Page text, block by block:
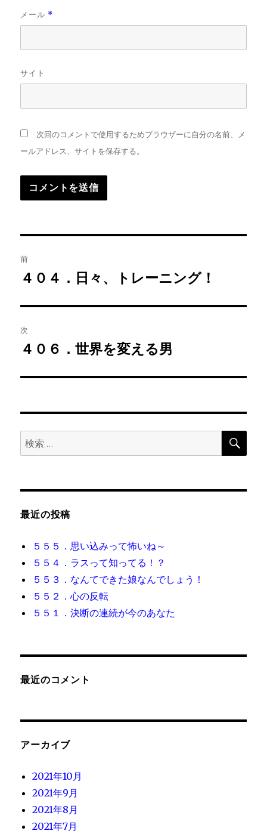
メール *
サイト
次回のコメントで使用するためブラウザーに自分の名前、メ
ールアドレス、サイトを保存する。
稿
ビ
ゲ
ー
ン
前
前
投
稿:
４０４．日々、トレーニング！
次
次
投
４０６．世界を変える男
検
索:
検
最近の投稿
５５５．思い込みって怖いね～
５５４．ラスって知ってる！？
５５３．なんてできた娘なんでしょう！
５５２．心の反転
５５１．決断の連続が今のあなた
最近のコメント
アーカイブ
2021年10月
2021年9月
2021年8月
2021年7月